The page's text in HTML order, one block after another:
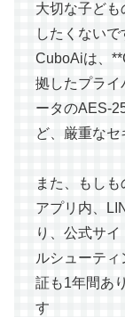
大切な子ど
したくないで
CuboAiは、
拠したプライ
ータのAES-
ど、厳重な
また、もし
アプリ内、
り、公式サ
ルシューテ
証も1年間あ
す